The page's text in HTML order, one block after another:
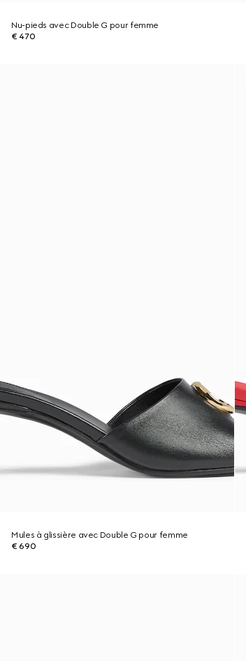
Nu-pieds avec Double G pour femme
€ 470
Mules à glissière avec Double G pour femme
€ 690